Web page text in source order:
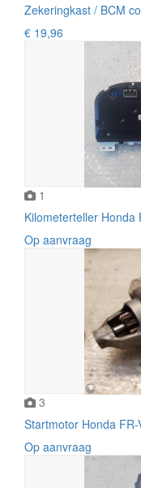
Zekeringkast / BCM
€ 19,96
1
Kilometerteller Honda
Op aanvraag
3
Startmotor Honda
Op aanvraag